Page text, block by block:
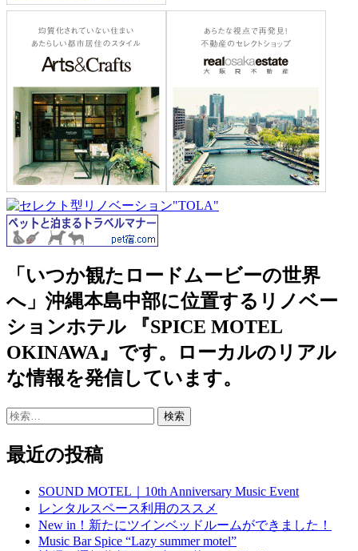
「いつか観たロードムービーの世界
へ」沖縄本島中部に位置するリノベー
ションホテル 『SPICE MOTEL
OKINAWA』です。ローカルのリアル
な情報を発信しています。
検
最近の投稿
SOUND MOTEL｜10th Anniversary Music Event
レンタルスペース利用のススメ
New in！新たにツインベッドルームができました！
Music Bar Spice “Lazy summer motel”